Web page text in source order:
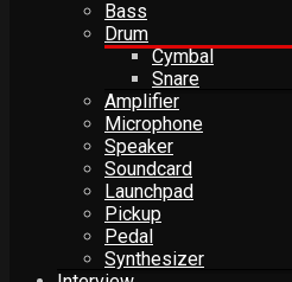
Bass
Drum
Cymbal
Snare
Amplifier
Microphone
Speaker
Soundcard
Launchpad
Pickup
Pedal
Synthesizer